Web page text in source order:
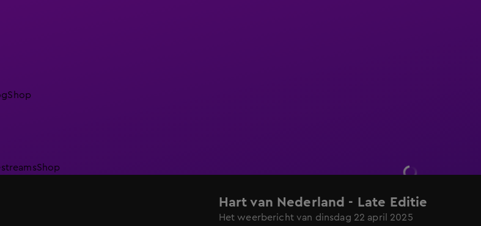
Shop
Shop
Hart van Nederland - Late Editie
Het weerbericht van dinsdag 22 april 2025